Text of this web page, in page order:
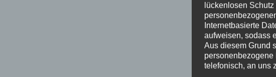
lückenlosen
Internetbasierte
aufweisen, sodass
Aus diesem Grund
telefonisch, an uns